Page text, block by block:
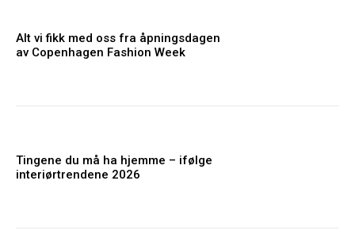
Alt vi fikk med oss fra åpningsdagen
av Copenhagen Fashion Week
Tingene du må ha hjemme – ifølge
interiørtrendene 2026